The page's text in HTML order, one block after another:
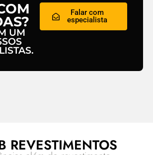
UM
Falar com
especialista
REVESTIMENTOS